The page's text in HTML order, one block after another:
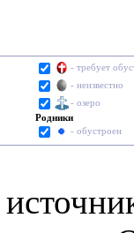
- требует
- неизвестно
- озеро
Родники
- обустроен